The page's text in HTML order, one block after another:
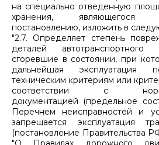
на специально отведенную
хранения,
постановлению, изложить в
"2.7. Определяет степень
деталей автотранспортного
сгоревшие в состоянии, при
дальнейшая эксплуатация
техническим критериям или
соответствии с
документацией (предельное
Перечнем неисправностей и
запрещается эксплуатация
(постановление Правительства